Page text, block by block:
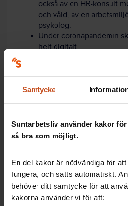
Samtycke
Suntarbetsliv använder kakor
så bra som möjligt.
En del kakor är nödvändiga för
fungera, och sätts automatiskt.
behöver ditt samtycke för att
kakorna använder vi för att:
också av en HR-konsult
och våld, av en
psykolog.
Under coronapandemin
helt digitalt.
Trygg på jobbat – här
Känner du dig trygg
och säker på din
rutiner? Oavsett
utmaningar går det
att arbeta
förebyggande mot